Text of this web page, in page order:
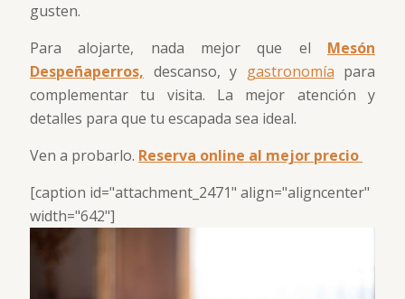
gusten.
Para alojarte, nada mejor que el Mesón
Despeñaperros, descanso, y gastronomía para
complementar tu visita. La mejor atención y
detalles para que tu escapada sea ideal.
Ven a probarlo. Reserva online al mejor precio
[caption id="attachment_2471" align="aligncenter"
width="642"]